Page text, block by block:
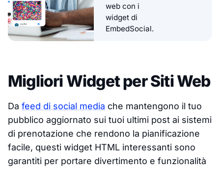
web con i
widget di
EmbedSocial.
Migliori Widget per Siti Web
Da feed di social media che mantengono il tuo
pubblico aggiornato sui tuoi ultimi post ai sistemi
di prenotazione che rendono la pianificazione
facile, questi widget HTML interessanti sono
garantiti per portare divertimento e funzionalità